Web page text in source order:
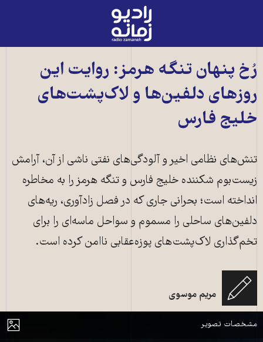
رادیو
زمانه
صفحه
اصلی
رُخ پنهان تنگه هرمز: روایت این
روزهای دلفین‌ها و لاک‌پشت‌های
خلیج فارس
تنش‌های نظامی اخیر و آلودگی‌های نفتی ناشی از آن، آرامش
زیست‌بوم شکننده خلیج فارس و تنگه هرمز را به مخاطره
انداخته است؛ بحرانی جاری که در فصل زادآوری، ریه‌های
دلفین‌های ساحلی را مسموم و سواحل ماسه‌ای را برای
تخم‌گذاری لاک‌پشت‌های پوزه‌عقابی ناامن کرده است.
مریم موسوی
نمایش
مشخصات تصویر
بچه لاک پشت پوزه عقابی - عکس از ایرنا